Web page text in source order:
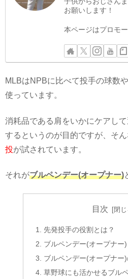
お願いします！
本ページはプロモ
MLBはNPBに比べて投手の球数
使っています。
消耗品である肩をいかにケアし
するというのが目的ですが、そ
投が試されています。
それがブルペンデー(オープナー)
目次
先発投手の役割とは？
ブルペンデー(オープナー)
ブルペンデー(オープナー
草野球にも活かせるブル